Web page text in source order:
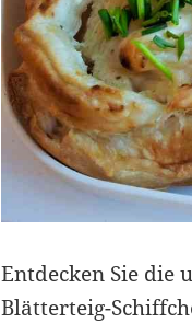
Entdecken Sie die
Blätterteig-